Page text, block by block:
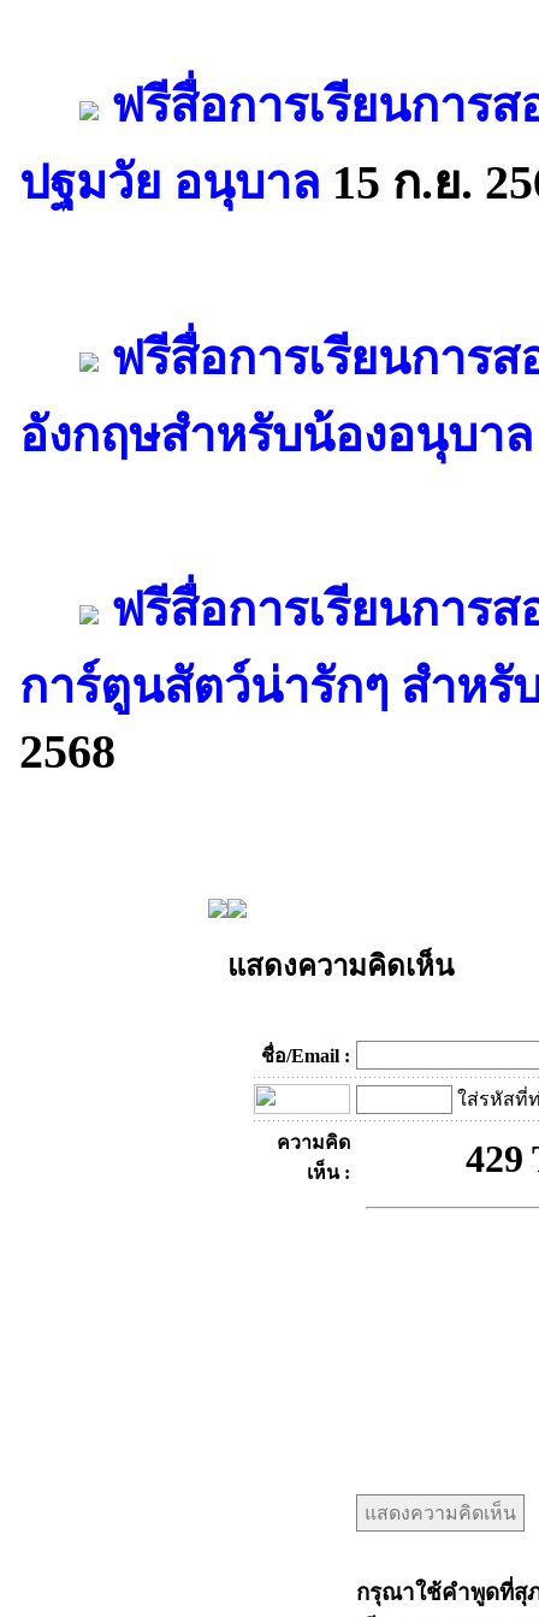
ฟรีสื่อการเรียนการ
ปฐมวัย อนุบาล 15 ก.ย.
ฟรีสื่อการเรียนการ
อังกฤษสำหรับน้องอนุบา
ฟรีสื่อการเรียนการ
การ์ตูนสัตว์น่ารักๆ สำหรั
2568
แสดงความคิดเห็น
ชื่อ/Email :
ใส่รหัสที่
ความคิด
เห็น :
กรุณาใช้คำพูดที่สุ